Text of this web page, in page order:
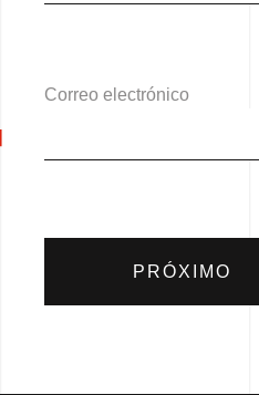
Correo electrónico
PRÓXIMO